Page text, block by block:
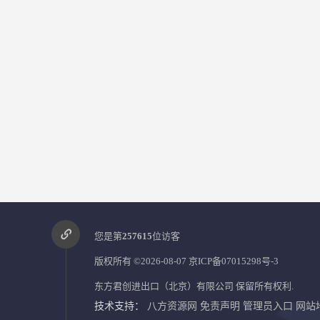
您是第257615位访客
版权所有 ©2026-08-07 京ICP备07015298号-3
东方君创进出口（北京）有限公司 保留所有权利.
技术支持： 八方资源网 免责声明 管理员入口 网站